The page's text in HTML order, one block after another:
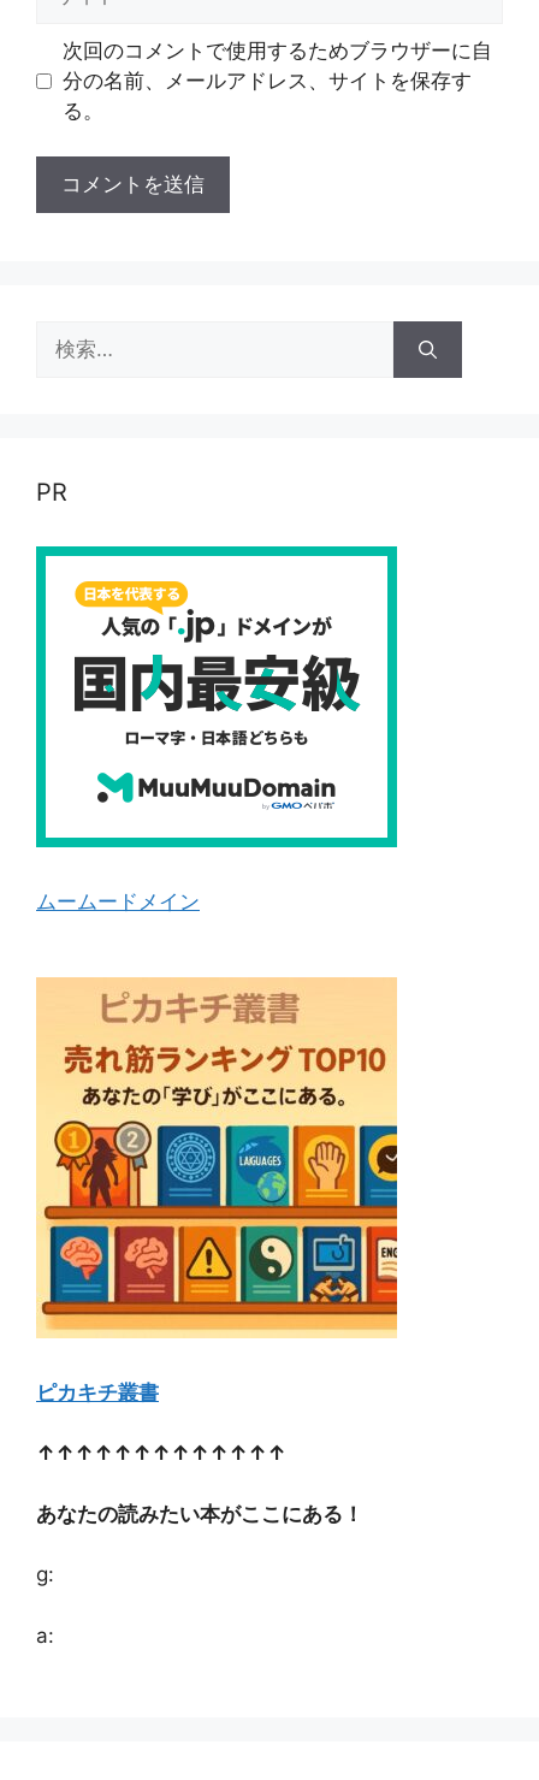
次回のコメントで使用するためブラウザーに自
分の名前、メールアドレス、サイトを保存す
る。
索:
PR
ムームードメイン
ピカキチ叢書
↑↑↑↑↑↑↑↑↑↑↑↑↑
あなたの読みたい本がここにある！
g:
a: